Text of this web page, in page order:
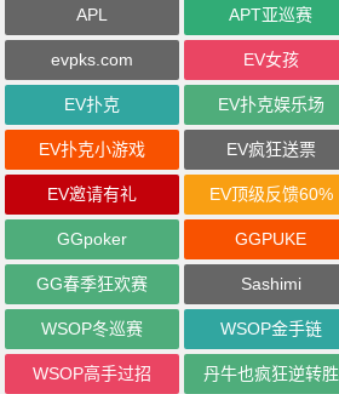
APL APT亚巡赛
evpks.com EV女孩
EV扑克 EV扑克娱乐场
EV扑克小游戏 EV疯狂送票
EV邀请有礼 EV顶级反馈60%
GGpoker GGPUKE
GG春季狂欢赛 Sashimi
WSOP冬巡赛 WSOP金手链
WSOP高手过招 丹牛也疯狂逆转胜